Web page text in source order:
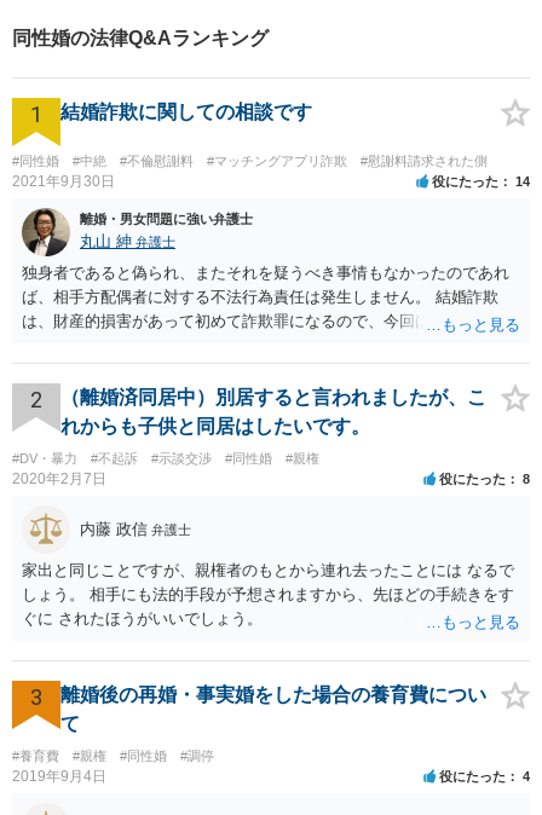
同性婚の法律Q&Aランキング
1 結婚詐欺に関しての相談です
#同性婚 #中絶 #不倫慰謝料 #マッチングアプリ詐欺 #慰謝料請求された側
2021年9月30日 役にたった 14
離婚・男女問題に強い弁護士
丸山 紳 弁護士
独身者であると偽られ、またそれを疑うべき事情もなかったのであれ
ば、相手方配偶者に対する不法行為責任は発生しません。 結婚詐欺
は、財産的損害があって初めて詐欺罪になるので、今回は該当しませ
であることを知っていれば交際しなかったといえる場合に、慰謝料請
求が可能です。 LINEなどで、結婚を当然の前提にした関係だったこと
を立証できる場合は、請求は可能と考えます。
2
（離婚済同居中）別居すると言われましたが、こ
れからも子供と同居はしたいです。
#DV・暴力 #不起訴 #示談交渉 #同性婚 #親権
2020年2月7日 役にたった 8
内藤 政信 弁護士
家出と同じことですが、親権者のもとから連れ去ったことには なるで
しょう。 相手にも法的手段が予想されますから、先ほどの手続きをす
ぐに されたほうがいいでしょう。
3
離婚後の再婚・事実婚をした場合の養育費につい
て
#養育費 #親権 #同性婚 #調停
2019年9月4日 役にたった 4